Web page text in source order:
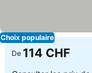
Choix populaire
De 114 CHF